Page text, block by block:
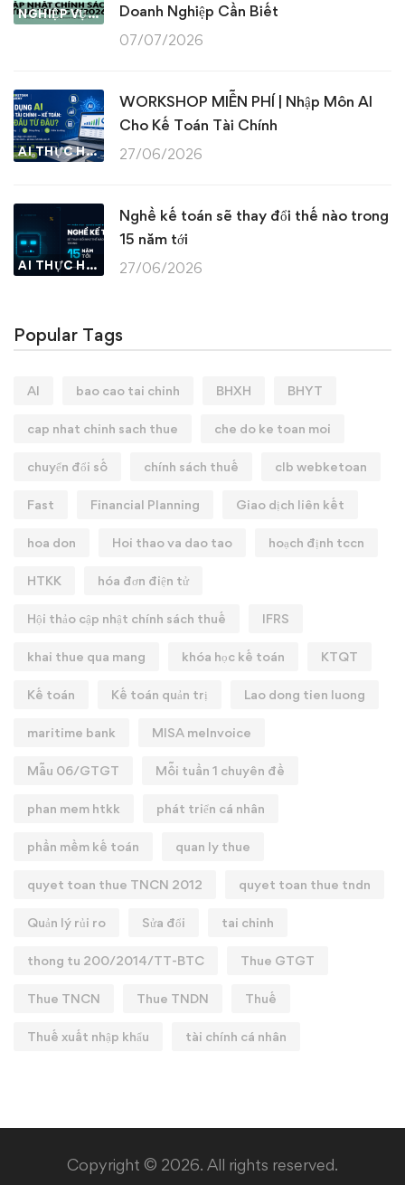
NGHIỆP VỤ KẾ TOÁN & THUẾ
Doanh Nghiệp Cần Biết
07/07/2026
AI THỰC HÀNH
WORKSHOP MIỄN PHÍ | Nhập Môn AI
Cho Kế Toán Tài Chính
27/06/2026
AI THỰC HÀNH
Nghề kế toán sẽ thay đổi thế nào trong
15 năm tới
27/06/2026
Popular Tags
AI bao cao tai chinh BHXH BHYT
cap nhat chinh sach thue che do ke toan moi
chuyển đổi số chính sách thuế clb webketoan
Fast Financial Planning Giao dịch liên kết
hoa don Hoi thao va dao tao hoạch định tccn
HTKK hóa đơn điện tử
Hội thảo cập nhật chính sách thuế IFRS
khai thue qua mang khóa học kế toán KTQT
Kế toán Kế toán quản trị Lao dong tien luong
maritime bank MISA meInvoice
Mẫu 06/GTGT Mỗi tuần 1 chuyên đề
phan mem htkk phát triển cá nhân
phần mềm kế toán quan ly thue
quyet toan thue TNCN 2012 quyet toan thue tndn
Quản lý rủi ro Sửa đổi tai chinh
thong tu 200/2014/TT-BTC Thue GTGT
Thue TNCN Thue TNDN Thuế
Thuế xuất nhập khẩu tài chính cá nhân
Copyright © 2026. All rights reserved.